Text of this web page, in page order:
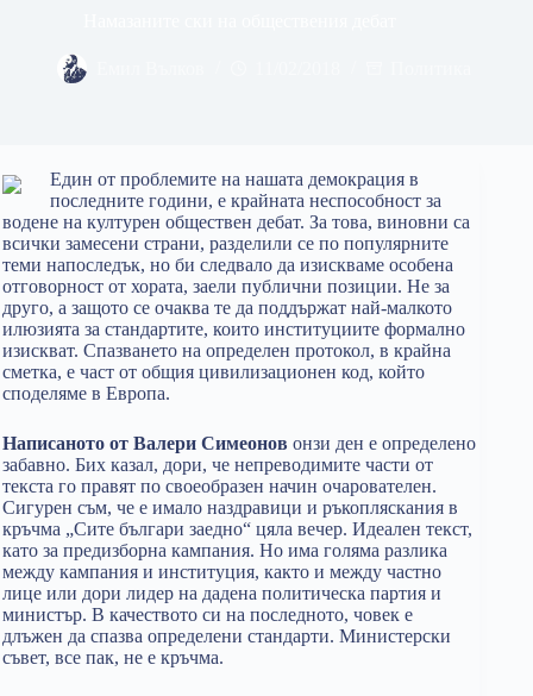
Един от проблемите на нашата демокрация в
последните години, е крайната неспособност за
водене на културен обществен дебат. За това, виновни са
всички замесени страни, разделили се по популярните
теми напоследък, но би следвало да изискваме особена
отговорност от хората, заели публични позиции. Не за
друго, а защото се очаква те да поддържат най-малкото
илюзията за стандартите, които институциите формално
изискват. Спазването на определен протокол, в крайна
сметка, е част от общия цивилизационен код, който
споделяме в Европа.
Написаното от Валери Симеонов онзи ден е определено
забавно. Бих казал, дори, че непреводимите части от
текста го правят по своеобразен начин очарователен.
Сигурен съм, че е имало наздравици и ръкопляскания в
кръчма „Сите българи заедно“ цяла вечер. Идеален текст,
като за предизборна кампания. Но има голяма разлика
между кампания и институция, както и между частно
лице или дори лидер на дадена политическа партия и
министър. В качеството си на последното, човек е
длъжен да спазва определени стандарти. Министерски
съвет, все пак, не е кръчма.